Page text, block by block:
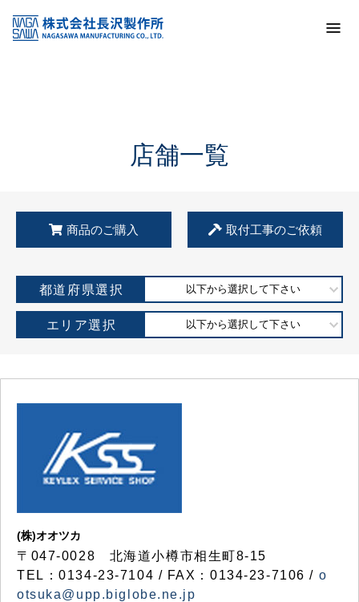
KSS加盟店・取扱店情報
店舗一覧
店舗一覧
商品のご購入 取付工事のご依頼
都道府県選択 以下から選択して下さい
エリア選択 以下から選択して下さい
(株)オオツカ
〒047-0028 北海道小樽市相生町8-15
TEL：0134-23-7104 / FAX：0134-23-7106 / o
otsuka@upp.biglobe.ne.jp